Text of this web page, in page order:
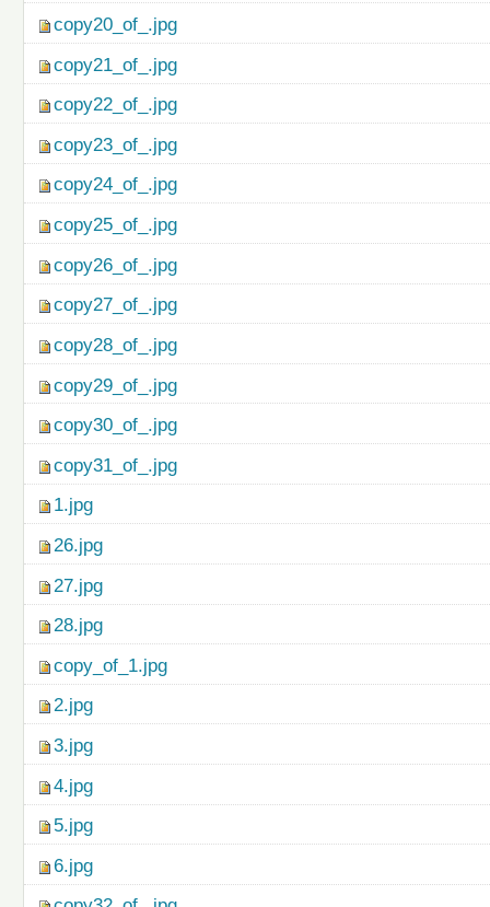
copy20_of_.jpg
copy21_of_.jpg
copy22_of_.jpg
copy23_of_.jpg
copy24_of_.jpg
copy25_of_.jpg
copy26_of_.jpg
copy27_of_.jpg
copy28_of_.jpg
copy29_of_.jpg
copy30_of_.jpg
copy31_of_.jpg
1.jpg
26.jpg
27.jpg
28.jpg
copy_of_1.jpg
2.jpg
3.jpg
4.jpg
5.jpg
6.jpg